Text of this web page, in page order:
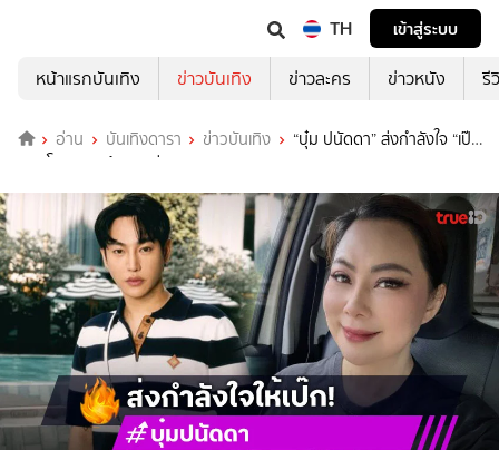
TH
เข้าสู่ระบบ
หน้าแรกบันเทิง
ข่าวบันเทิง ข่าวละคร ข่าวหนัง รี
อ่าน บันเทิงดารา ข่าวบันเทิง
“บุ๋ม ปนัดดา” ส่งกำลังใจ “เป๊ก
ผลิตโชค” เผยน้องมาช่วยมูลนิธิทุกรอบ